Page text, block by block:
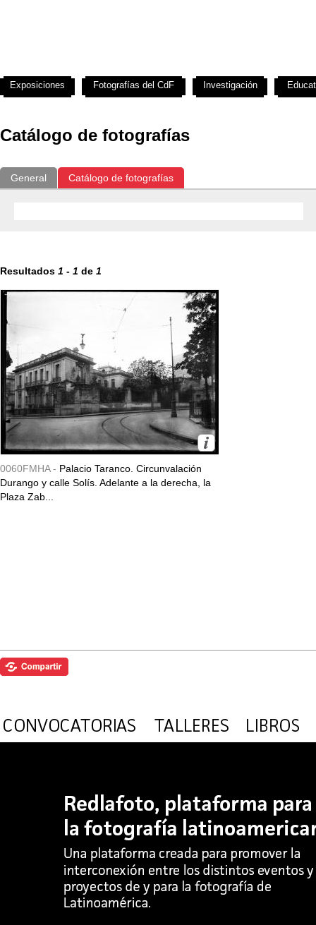
Catálogo de fotografías
General Catálogo de fotografías
Resultados 1 - 1 de 1
0060FMHA - Palacio Taranco. Circunvalación
Durango y calle Solís. Adelante a la derecha, la
Plaza Zab...
Exposiciones Fotografías del CdF Investigación